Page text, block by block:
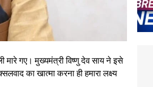
मारे गए। मुख्यमंत्री विष्णु देव साय ने इसे
का खात्मा करना ही हमारा लक्ष्य